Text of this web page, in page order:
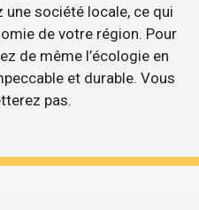
société locale, ce qui
de votre région. Pour
de même l’écologie en
et durable. Vous
pas.